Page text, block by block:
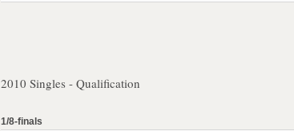
2010 Singles - Qualification
1/8-finals